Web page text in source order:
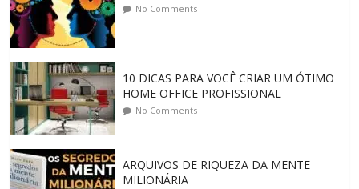
No Comments
10 DICAS PARA VOCÊ CRIAR UM ÓTIMO
HOME OFFICE PROFISSIONAL
No Comments
ARQUIVOS DE RIQUEZA DA MENTE
MILIONÁRIA